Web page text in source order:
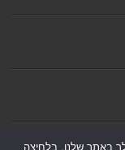
באתר שלנו, בלחיצה